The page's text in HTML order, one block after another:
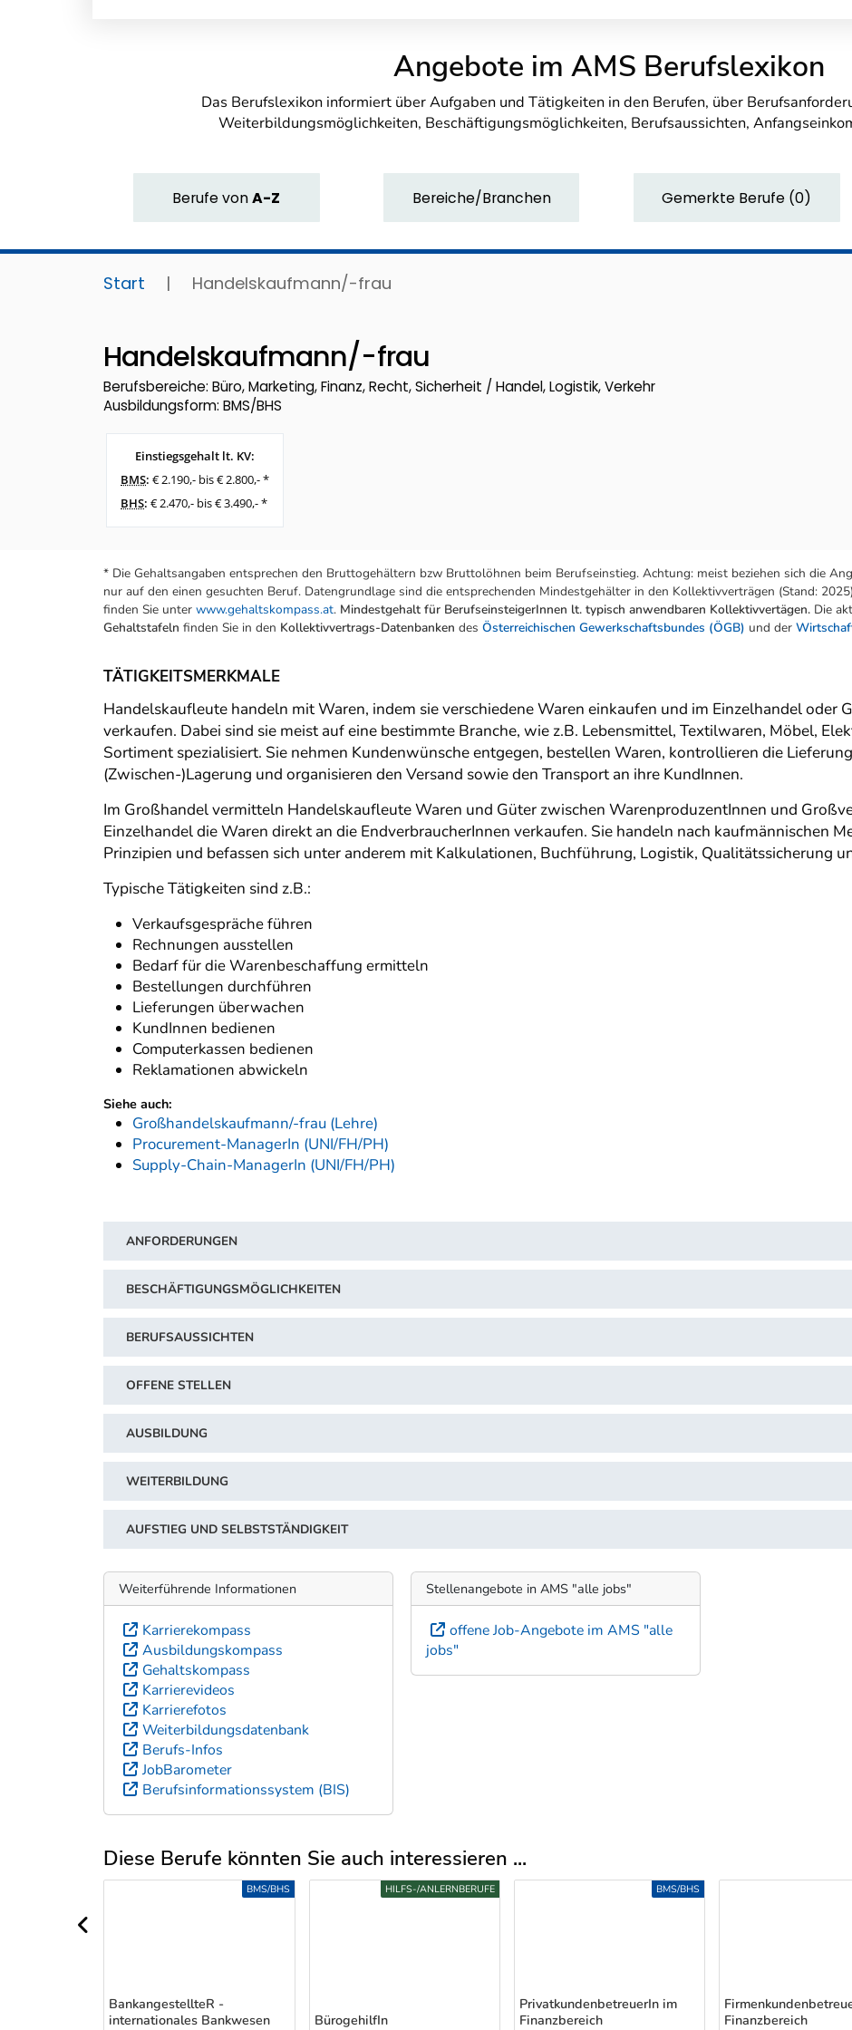
Angebote im AMS Berufslexikon
Das Berufslexikon informiert über Aufgaben und Tätigkeiten in den Berufen, über
Weiterbildungsmöglichkeiten, Beschäftigungsmöglichkeiten, Berufsaussichten,
BerufevonA-Z Bereiche/Branchen Gemerkte Berufe (0)
Start | Handelskaufmann/-frau
Handelskaufmann/-frau
Berufsbereiche: Büro, Marketing, Finanz, Recht, Sicherheit / Handel, Logistik, Verkehr
Ausbildungsform: BMS/BHS
Einstiegsgehalt lt. KV:
BMS: € 2.190,- bis € 2.800,- *
BHS: € 2.470,- bis € 3.490,- *
* Die Gehaltsangaben entsprechen den Bruttogehältern bzw Bruttolöhnen beim Berufseinstieg. Achtung: meist beziehen sich die
nur auf den einen gesuchten Beruf. Datengrundlage sind die entsprechenden Mindestgehälter in den Kollektivverträgen (Stand:
finden Sie unter www.gehaltskompass.at. Mindestgehalt für BerufseinsteigerInnen lt. typisch anwendbaren Kollektivvertägen. Die
Gehaltstafeln finden Sie in den Kollektivvertrags-Datenbanken des Österreichischen Gewerkschaftsbundes (ÖGB) und der
TÄTIGKEITSMERKMALE
Handelskaufleute handeln mit Waren, indem sie verschiedene Waren einkaufen und im Einzelhandel oder
verkaufen. Dabei sind sie meist auf eine bestimmte Branche, wie z.B. Lebensmittel, Textilwaren, Möbel,
Sortiment spezialisiert. Sie nehmen Kundenwünsche entgegen, bestellen Waren, kontrollieren die
(Zwischen-)Lagerung und organisieren den Versand sowie den Transport an ihre KundInnen.
Im Großhandel vermitteln Handelskaufleute Waren und Güter zwischen WarenproduzentInnen und
Einzelhandel die Waren direkt an die EndverbraucherInnen verkaufen. Sie handeln nach kaufmännischen
Prinzipien und befassen sich unter anderem mit Kalkulationen, Buchführung, Logistik, Qualitätssicherung
Typische Tätigkeiten sind z.B.:
Verkaufsgespräche führen
Rechnungen ausstellen
Bedarf für die Warenbeschaffung ermitteln
Bestellungen durchführen
Lieferungen überwachen
KundInnen bedienen
Computerkassen bedienen
Reklamationen abwickeln
Siehe auch:
Großhandelskaufmann/-frau (Lehre)
Procurement-ManagerIn (UNI/FH/PH)
Supply-Chain-ManagerIn (UNI/FH/PH)
ANFORDERUNGEN
BESCHÄFTIGUNGSMÖGLICHKEITEN
BERUFSAUSSICHTEN
OFFENE STELLEN
AUSBILDUNG
WEITERBILDUNG
AUFSTIEG UND SELBSTSTÄNDIGKEIT
Weiterführende Informationen
Karrierekompass
Ausbildungskompass
Gehaltskompass
Karrierevideos
Karrierefotos
Weiterbildungsdatenbank
Berufs-Infos
JobBarometer
Berufsinformationssystem (BIS)
Stellenangebote in AMS "alle jobs"
offene Job-Angebote im AMS "alle
jobs"
Diese Berufe könnten Sie auch interessieren ...
Uber weitere Berufsvorschläge
BankangestellteR -
internationales Bankwesen
BMS/BHS
BürogehilfIn
HILFS-/ANLERNBERUFE
PrivatkundenbetreuerIn im
Finanzbereich
BMS/BHS
Finanzbereich